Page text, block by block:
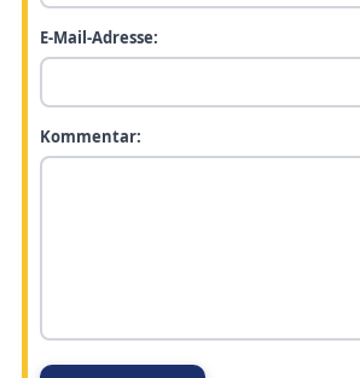
E-Mail-Adresse:
Kommentar: